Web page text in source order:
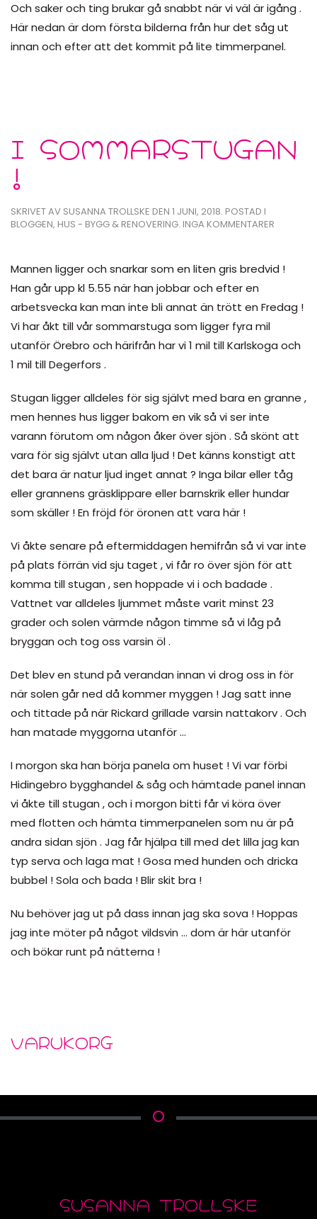
Och saker och ting brukar gå snabbt när vi väl är igång .
Här nedan är dom första bilderna från hur det såg ut
innan och efter att det kommit på lite timmerpanel.
I SOMMARSTUGAN
!
SKRIVET AV SUSANNA TROLLSKE DEN 1 JUNI, 2018. POSTAD I
BLOGGEN, HUS - BYGG & RENOVERING. INGA KOMMENTARER
Mannen ligger och snarkar som en liten gris bredvid !
Han går upp kl 5.55 när han jobbar och efter en
arbetsvecka kan man inte bli annat än trött en Fredag !
Vi har åkt till vår sommarstuga som ligger fyra mil
utanför Örebro och härifrån har vi 1 mil till Karlskoga och
1 mil till Degerfors .
Stugan ligger alldeles för sig självt med bara en granne ,
men hennes hus ligger bakom en vik så vi ser inte
varann förutom om någon åker över sjön . Så skönt att
vara för sig självt utan alla ljud ! Det känns konstigt att
det bara är natur ljud inget annat ? Inga bilar eller tåg
eller grannens gräsklippare eller barnskrik eller hundar
som skäller ! En fröjd för öronen att vara här !
Vi åkte senare på eftermiddagen hemifrån så vi var inte
på plats förrän vid sju taget , vi får ro över sjön för att
komma till stugan , sen hoppade vi i och badade .
Vattnet var alldeles ljummet måste varit minst 23
grader och solen värmde någon timme så vi låg på
bryggan och tog oss varsin öl .
Det blev en stund på verandan innan vi drog oss in för
när solen går ned då kommer myggen ! Jag satt inne
och tittade på när Rickard grillade varsin nattakorv . Och
han matade myggorna utanför …
I morgon ska han börja panela om huset ! Vi var förbi
Hidingebro bygghandel & såg och hämtade panel innan
vi åkte till stugan , och i morgon bitti får vi köra över
med flotten och hämta timmerpanelen som nu är på
andra sidan sjön . Jag får hjälpa till med det lilla jag kan
typ serva och laga mat ! Gosa med hunden och dricka
bubbel ! Sola och bada ! Blir skit bra !
Nu behöver jag ut på dass innan jag ska sova ! Hoppas
jag inte möter på något vildsvin … dom är här utanför
och bökar runt på nätterna !
VARUKORG
SUSANNA TROLLSKE